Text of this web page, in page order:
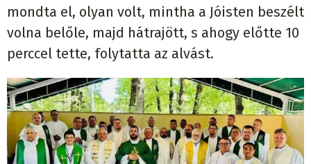
mondta el, olyan volt, mintha a Jóisten beszélt
volna belőle, majd hátrajött, s ahogy előtte 10
perccel tette, folytatta az alvást.